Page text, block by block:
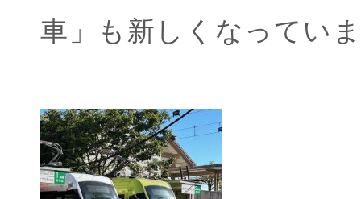
車」も新しくなってい